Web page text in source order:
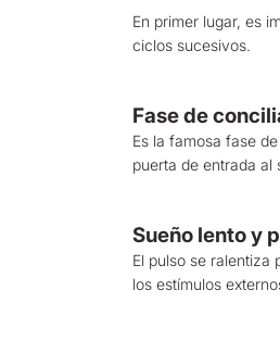
En primer lugar, es
ciclos sucesivos.
Fase de
Es la famosa fase
puerta de entrada al
Sueño lento y
El pulso se
los estímulos